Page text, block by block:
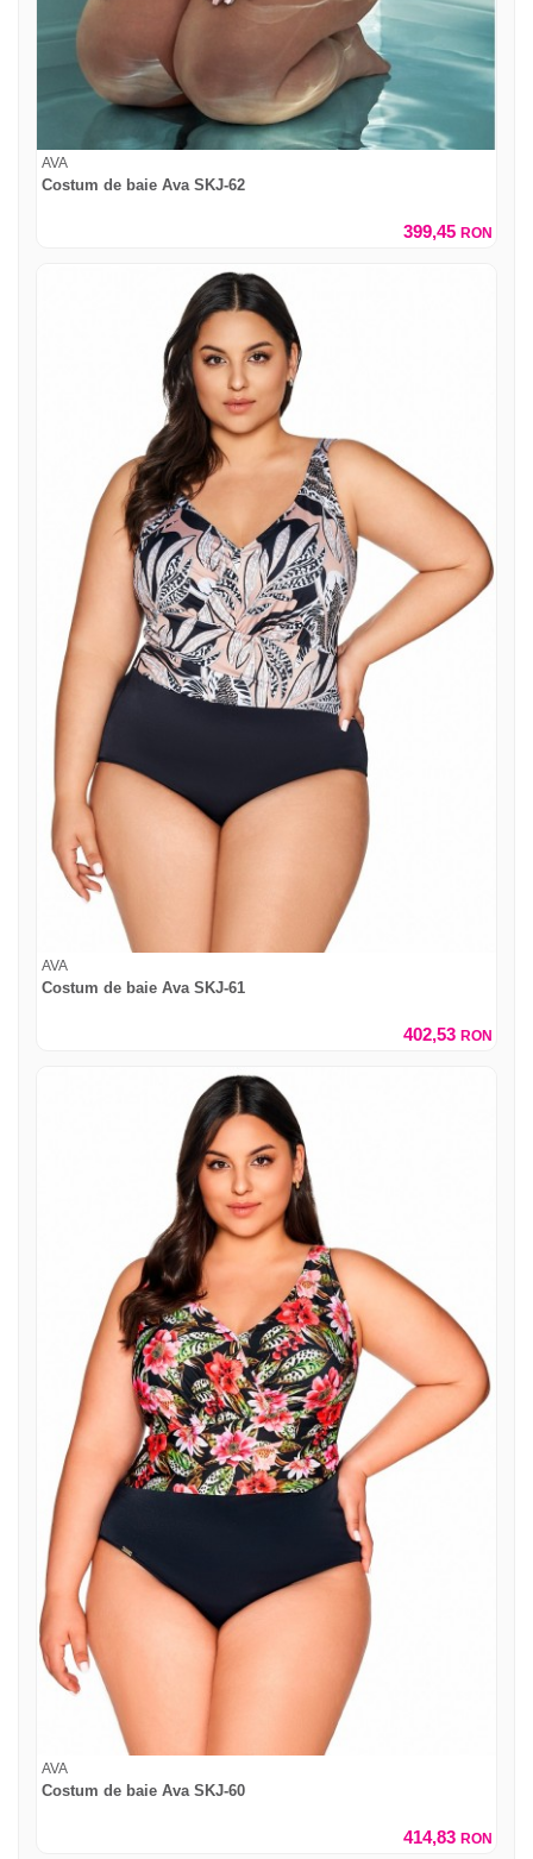
AVA
Costum de baie Ava SKJ-62
399,45 RON
AVA
Costum de baie Ava SKJ-61
402,53 RON
AVA
Costum de baie Ava SKJ-60
414,83 RON